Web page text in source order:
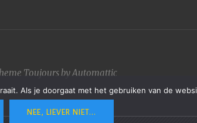
ToujoursbyAutomattic
Als je doorgaat met het gebruiken van de
NEE, LIEVER NIET...